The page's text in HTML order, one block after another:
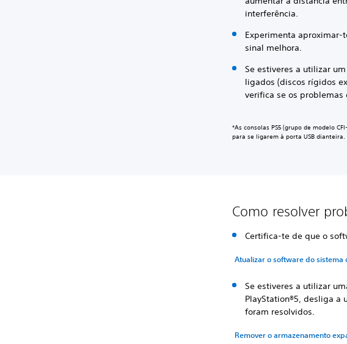
interferência.
Experimenta aproximar-
sinal melhora.
Se estiveres a utilizar
ligados (discos rígidos
verifica se os
*As consolas PS5 (grupo de modelo
para se ligarem à porta USB dianteira.
Como resolver
Certifica-te de que o
Atualizar o software do sistema
Se estiveres a utilizar
PlayStation®5, desliga a
foram resolvidos.
Remover o armazenamento